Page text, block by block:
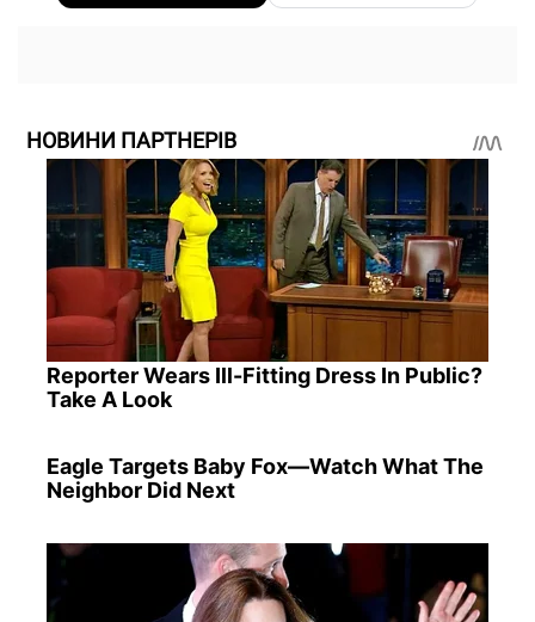
НОВИНИ ПАРТНЕРІВ
Reporter Wears Ill-Fitting Dress In Public?
Take A Look
Eagle Targets Baby Fox—Watch What The
Neighbor Did Next